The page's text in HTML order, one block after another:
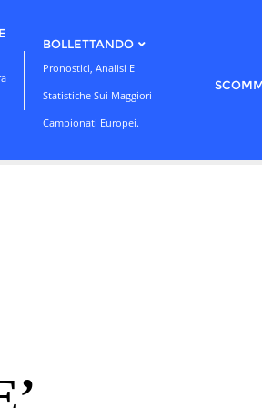
BOLLETTANDO
Pronostici, Analisi E
Statistiche Sui Maggiori
Campionati Europei.